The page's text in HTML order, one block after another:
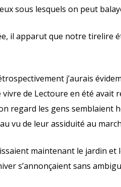
sous lesquels on peut
il apparut que notre tirelire
j’aurais
de Lectoure en été avait
regard les gens semblaient
vu de leur assiduité au
maintenant le jardin et
s’annonçaient sans